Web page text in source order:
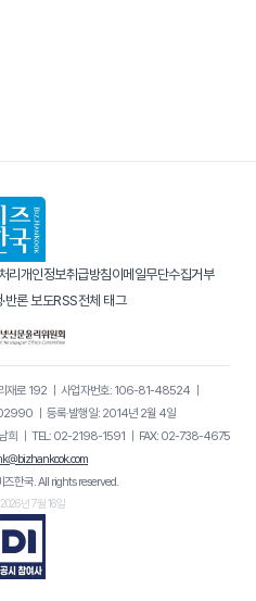
리 개인정보취급방침이메일무단수집거부
반론 보도RSS전체 태그
재로 192｜ 사업자번호: 106-81-48524｜
02990
등록·발행일: 2014년 2월 4일
희 TEL: 02-2198-1591
FAX: 02-738-4675
한국. All rights reserved.
년 7월 16일